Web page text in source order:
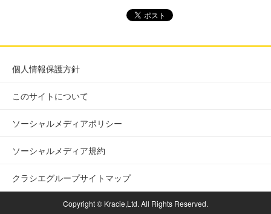
個人情報保護方針
このサイトについて
ソーシャルメディアポリシー
ソーシャルメディア規約
クラシエグループサイトマップ
Copyright © Kracie,Ltd. All Rights Reserved.